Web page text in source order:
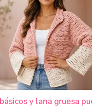
y lana gruesa